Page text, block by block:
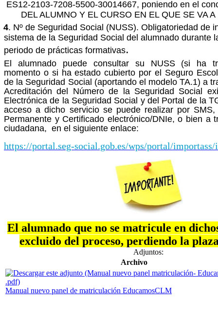
ES12-2103-7208-5500-30014667, poniendo en el
DEL ALUMNO Y EL CURSO EN EL QUE SE VA
4. Nº de Seguridad Social (NUSS). Obligatoriedad de
sistema de la Seguridad Social del alumnado durante
periodo de prácticas formativas.
El alumnado puede consultar su NUSS (si ha
momento o si ha estado cubierto por el Seguro
de la Seguridad Social (aportando el modelo TA.1) a
Acreditación del Número de la Seguridad Social
Electrónica de la Seguridad Social y del Portal de la
acceso a dicho servicio se puede realizar por
Permanente y Certificado electrónico/DNIe, o bien a
ciudadana, en el siguiente enlace:
https://portal.seg-social.gob.es/wps/portal/
El alumnado que no se matricule en
excluido del proceso, perdiendo la
Adjuntos:
Archivo
Manual nuevo panel de matriculación EducamosCLM